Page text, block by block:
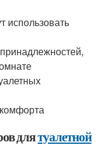
использовать
длятуалетной